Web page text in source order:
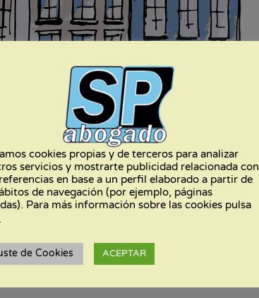
cuando firmaste la hipoteca.
cookies propias y de terceros para analizar
servicios y mostrarte publicidad relacionada con
en base a un perfil elaborado a partir de
de navegación (por ejemplo, páginas
Para más información sobre las cookies pulsa
de Cookies ACEPTAR